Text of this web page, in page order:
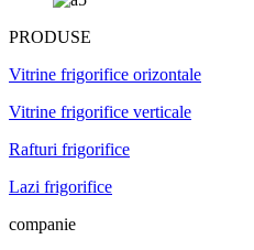
PRODUSE
Vitrine frigorifice orizontale
Vitrine frigorifice verticale
Rafturi frigorifice
Lazi frigorifice
companie